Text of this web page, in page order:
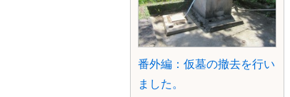
番外編：仮墓の撤去を行い
ました。